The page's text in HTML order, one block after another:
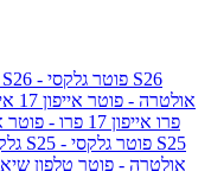
גלקסי S26 - פוטר גלקסי S26
גלקסי S26 אולטרה - פוטר אייפון 17
פרו אייפון 17 פרו - פוטר
גלקסי S25 - פוטר גלקסי S25
גלקסי S25 אולטרה - פוטר טלפון